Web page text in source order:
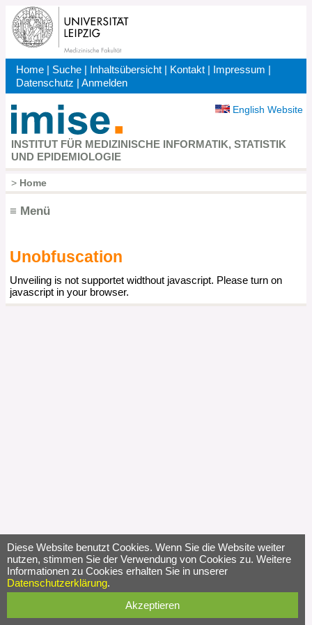
Direkt
zum
Inhalt
Kopfbereich
Home | Suche | Inhaltsübersicht | Kontakt | Impressum |
Datenschutz |Anmelden
English Website
INSTITUT FÜR MEDIZINISCHE INFORMATIK, STATISTIK
UND EPIDEMIOLOGIE
Pfadnavigation
> Home
≡ Menü
Hauptnavigation
Unobfuscation
Unveiling is not supportet widthout javascript. Please turn on
javascript in your browser.
Diese Website benutzt Cookies. Wenn Sie die Website weiter
nutzen, stimmen Sie der Verwendung von Cookies zu. Weitere
Informationen zu Cookies erhalten Sie in unserer
Datenschutzerklärung.
Akzeptieren